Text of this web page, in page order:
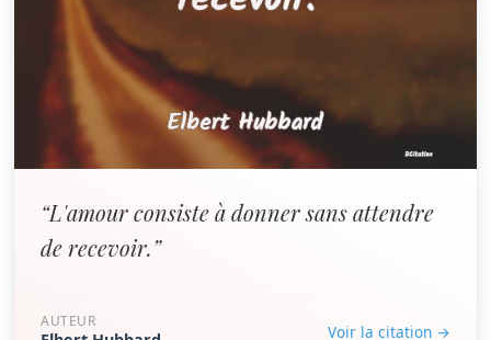
“L'amour consiste à donner sans attendre
de recevoir.”
AUTEUR Voir la citation →